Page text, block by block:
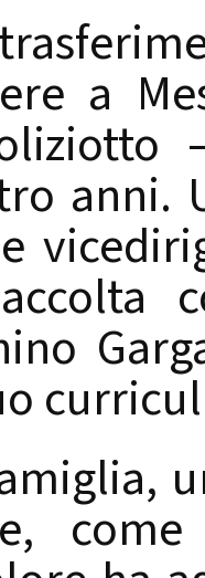
a
anni.